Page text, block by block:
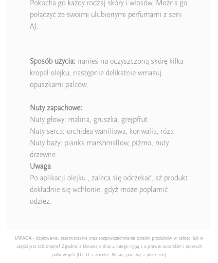
Pokocha go każdy rodzaj skóry i włosów. Można go
połączyć ze swoimi ulubionymi perfumami z serii
AJ.
Sposób użycia: nanieś na oczyszczoną skórę kilka
kropel olejku, następnie delikatnie wmasuj
opuszkami palców.
Nuty zapachowe:
Nuty głowy: malina, gruszka, grejpfrut
Nuty serca: orchidea waniliowa, konwalia, róża
Nuty bazy: pianka marshmallow, piżmo, nuty
drzewne
Uwaga
Po aplikacji olejku , zaleca się odczekać, aż produkt
dokładnie się wchłonie, gdyż może poplamić
odzież.
UWAGA - kopiowanie, przetwarzanie oraz rozpowszechnianie opisów produktów w całości lub w
części jest zabronione! Zgodnie z Ustawą z dnia 4 lutego 1994 r. o prawie autorskim i prawach
pokrewnych (Dz. U. z 2006 e. Nr 90, poz. 631 z późn. zm.)